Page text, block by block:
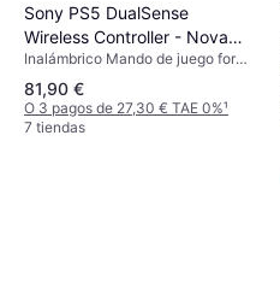
Sony PS5 DualSense
Wireless Controller - Nova
Pink
Inalámbrico Mando de juego for
81,90 €
O 3 pagos de 27,30 € TAE 0%¹
7 tiendas